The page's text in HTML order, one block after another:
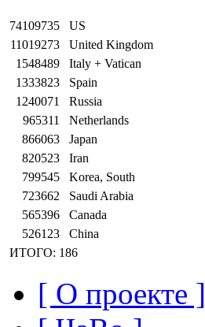
74109735
US
11019273
United Kingdom
1548489
Italy + Vatican
1333823
Spain
1240071
Russia
965311
Netherlands
866063
Japan
820523
Iran
799545
Korea, South
723662
Saudi Arabia
565396
Canada
526123
China
ИТОГО: 186
[ О проекте ]